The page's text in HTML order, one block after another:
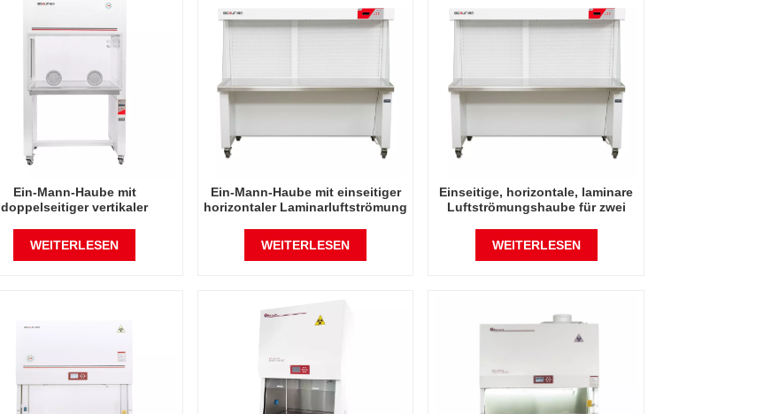
Ein-Mann-Haube mit
doppelseitiger vertikaler
WEITERLESEN
Ein-Mann-Haube mit einseitiger
horizontaler Laminarluftströmung
WEITERLESEN
Einseitige, horizontale, laminare
Luftströmungshaube für zwei
WEITERLESEN